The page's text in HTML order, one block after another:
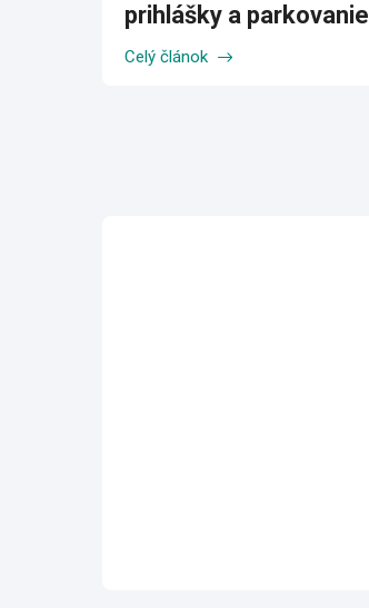
prihlášky a parkovanie
Celý článok